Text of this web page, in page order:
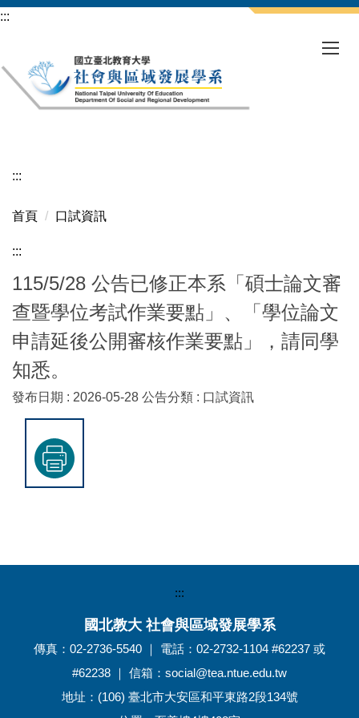
跳
要
內
:::
:::
首頁 口試資訊
:::
115/5/28 公告已修正本系「碩士論文審
查暨學位考試作業要點」、「學位論文
申請延後公開審核作業要點」，請同學
知悉。
發布日期 : 2026-05-28 公告分類 : 口試資訊
:::
國北教大 社會與區域發展學系
傳真：02-2736-5540 ｜ 電話：02-2732-1104 #62237 或
#62238 ｜ 信箱：social@tea.ntue.edu.tw
地址：(106) 臺北市大安區和平東路2段134號